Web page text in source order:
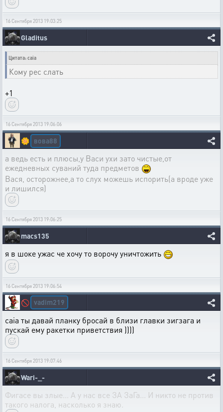
16 Сентября 2013 19:03:25
Gladitus
Цитата: caia
Кому рес слать
+1
16 Сентября 2013 19:06:06
🌼 вова88
а ведь есть и плюсы,у Васи ухи зато чистые,от
ежедневных суваний туда предметов
Вася, осторожнее,а то слух можешь испорить(а вроде уже
и лишился)
16 Сентября 2013 19:06:25
macs135
я в шоке ужас че хочу то ворочу уничтожить
16 Сентября 2013 19:06:54
🚫 vadim219
caia ты давай планку бросай в близи главки зигзага и
пускай ему ракетки приветствия ))))
16 Сентября 2013 19:07:46
Wari-_-
Фигасе вы злые... А у нас все ЗА ЗаГа... И никто не против
такого налога, насколько я знаю.